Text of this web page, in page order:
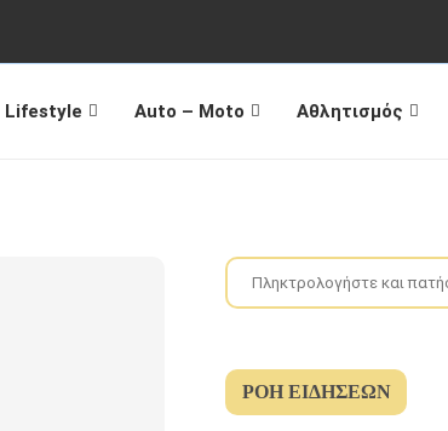
Lifestyle Auto – Moto Αθλητισμός
ΡΟΉ ΕΙΔΉΣΕΩΝ